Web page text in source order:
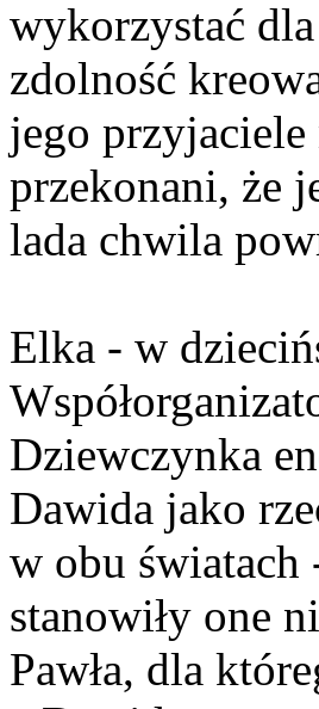
wykorzystać
zdolność
jego przyjaciele
przekonani, że
lada chwila
Elka - w
Dziewczynka
Dawida jako
w obu
stanowiły one
Pawła, dla